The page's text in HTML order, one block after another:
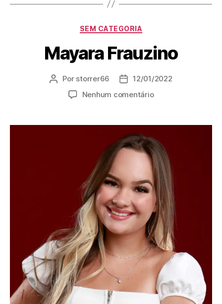
SEM CATEGORIA
Mayara Frauzino
Por storrer66
12/01/2022
Nenhum comentário